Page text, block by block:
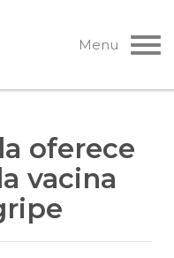
Menu
oferece
vacina